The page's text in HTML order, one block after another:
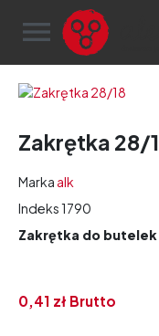
menu
Zakrętka 28/
Marka alk
Indeks1790
Zakrętka do butelek
0, 41 zł Brutto